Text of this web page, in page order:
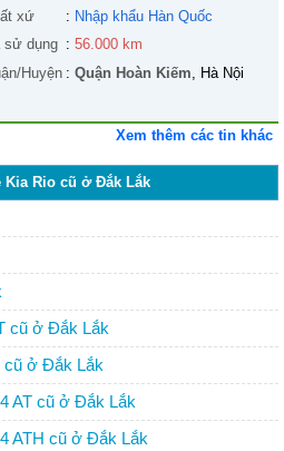
xứ : Nhập khẩu Hàn Quốc
sử dụng : 56.000 km
Huyện : Quận Hoàn Kiếm, Hà Nội
Xem thêm các tin khác
Kia Rio cũ ở Đắk Lắk
cũ ở Đắk Lắk
cũ ở Đắk Lắk
AT cũ ở Đắk Lắk
ATH cũ ở Đắk Lắk